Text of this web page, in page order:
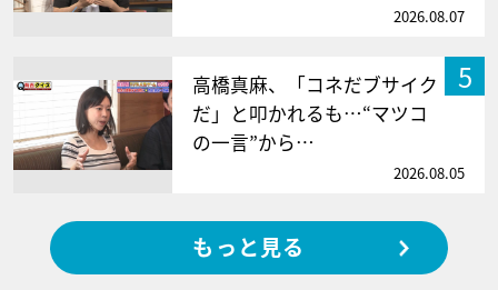
2026.08.07
5
高橋真麻、「コネだブサイク
だ」と叩かれるも…“マツコ
の一言”から…
2026.08.05
もっと見る